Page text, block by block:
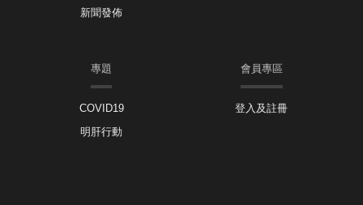
新聞發佈
專題
COVID19
明肝行動
會員專區
登入及註冊